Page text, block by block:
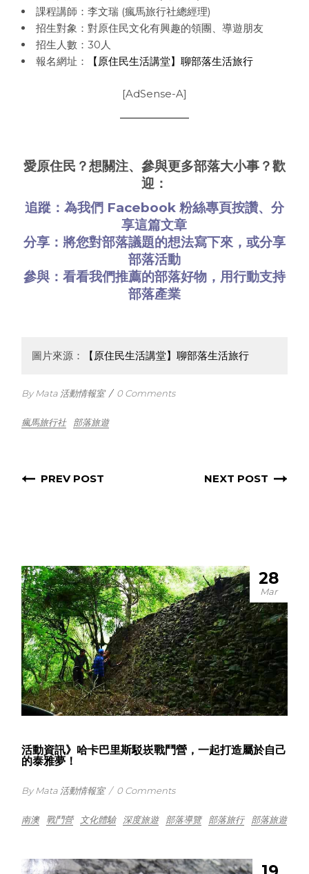
課程講師：李文瑞 (瘋馬旅行社總經理)
招生對象：對原住民文化有興趣的領團、導遊朋友
招生人數：30人
報名網址：
【原住民生活講堂】聊部落生活旅行
[AdSense-A]
愛原住民？想關注、參與更多部落大小事？歡
迎：
追蹤：為我們 Facebook 粉絲專頁按讚、分
享這篇文章
分享：將您對部落議題的想法寫下來，或分享
部落活動
參與：看看我們推薦的部落好物，用行動支持
部落產業
圖片來源： 【原住民生活講堂】聊部落生活旅行
By Mata 活動情報室 / 0 Comments
瘋馬旅行社 部落旅遊
PREV POST NEXT POST
28
Mar
活動資訊》哈卡巴里斯駁崁戰鬥營，一起打造屬於自己
的泰雅夢！
By Mata 活動情報室 / 0 Comments
南澳 戰鬥營 文化體驗 深度旅遊 部落導覽 部落旅行 部落旅遊